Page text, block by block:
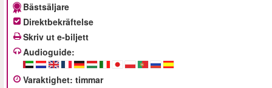
Bästsäljare
Direktbekräftelse
Skriv ut e-biljett
Audioguide:
Varaktighet: timmar